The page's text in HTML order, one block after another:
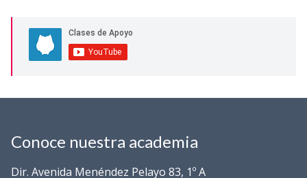
Conoce nuestra academia
Dir. Avenida Menéndez Pelayo 83, 1º A